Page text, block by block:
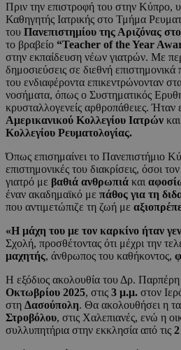
Πριν την επιστροφή του στην Κύπρο,
Καθηγητής Ιατρικής στο Τμήμα
του Πανεπιστημίου της Αριζόνας
το βραβείο “Teacher of the Year
στην εκπαίδευση νέων γιατρών. Με
δημοσιεύσεις σε διεθνή επιστημονικά
του ενδιαφέροντα επικεντρώνονταν
νοσήματα, όπως ο Συστηματικός
κρυσταλλογενείς αρθροπάθειες. Ήταν
Αμερικανικού Κολλεγίου Ιατρών
Κολλεγίου Ρευματολογίας.
Όπως επισημαίνει το Πανεπιστήμιο
επιστημονικές του διακρίσεις, όσοι
γιατρό με βαθιά ανθρωπιά και
έναν ακαδημαϊκό με πάθος για τη
που αντιμετώπιζε τη ζωή με
«Η μάχη του με τον καρκίνο ήταν
Σχολή, προσθέτοντας ότι μέχρι την
μαχητής, άνθρωπος του καθήκοντος,
Η εξόδιος ακολουθία του Δρ. Παρπέρη
Οκτωβρίου 2025, στις 3 μ.μ. στον
στη Δασούπολη. Θα ακολουθήσει η
Στροβόλου, στις Χαλεπιανές, ενώ η
συλλυπητήρια στην εκκλησία από τις